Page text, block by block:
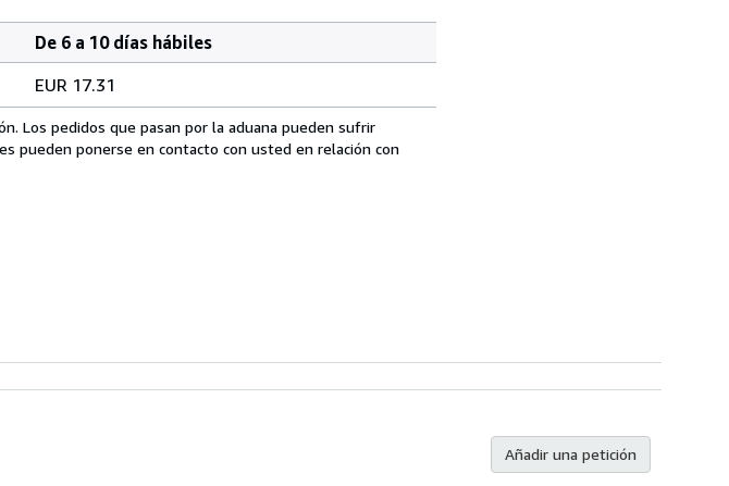
De 6 a 10 días hábiles
EUR 17.31
Los pedidos que pasan por la aduana pueden sufrir
pueden ponerse en contacto con usted en relación con
Añadir una petición